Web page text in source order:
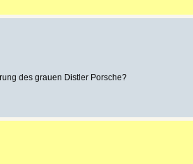
des grauen Distler Porsche?